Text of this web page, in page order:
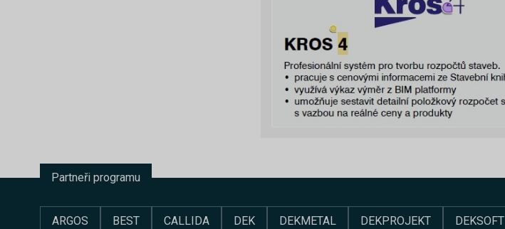
Partneři programu
ARGOS BEST CALLIDA DEK DEKMETAL DEKPROJEKT DEKSOFT